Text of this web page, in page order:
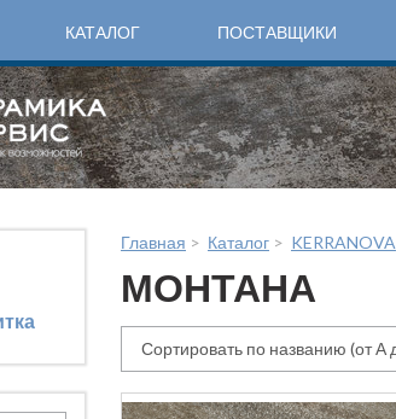
КАТАЛОГ ПОСТАВЩИКИ
Главная > Каталог > KERRANOVA
МОНТАНА